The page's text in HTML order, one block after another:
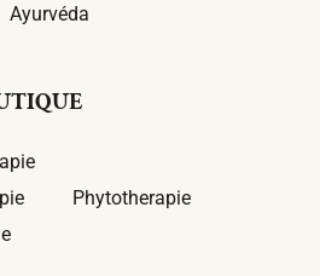
Ayurvéda
Phytotherapie